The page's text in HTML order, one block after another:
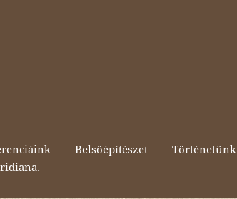
Belsőépítészet Történetünk